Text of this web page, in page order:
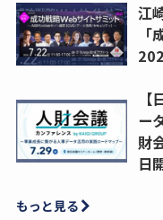
江
ー
財
日
もっと見る